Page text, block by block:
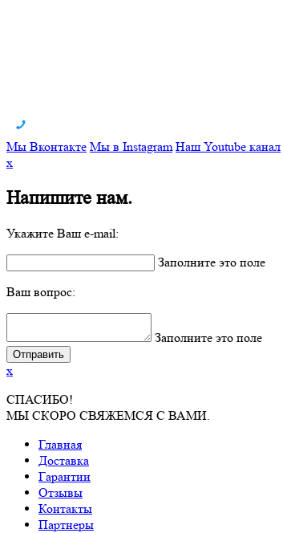
Мы Вконтакте Мы в Instagram Наш Youtube канал
x
Напишите нам.
Укажите Ваш e-mail:
Заполните это поле
Ваш вопрос:
Заполните это поле
x
СПАСИБО!
МЫ СКОРО СВЯЖЕМСЯ С ВАМИ.
Главная
Доставка
Гарантии
Отзывы
Контакты
Партнеры